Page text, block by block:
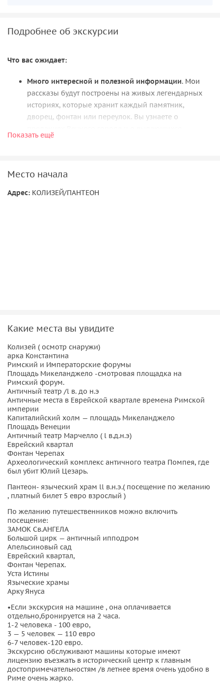
Подробнее об экскурсии
Что вас ожидает:
Много интересной и полезной информации. Мои
рассказы будут построены на живых легендарных
историях, которые хранит каждый памятник,
дворец, фонтан или переулок. Вы узнаете о
жителях, услышите тайные сюжеты из жизни
согласно вашим пожеланиям. Добавим в нашу
прогулку остановки для фотографий в удачных
Триумфальную арку Константина, которой уже более
1700 лет.
Римский форум с высоты смотровой площадки. .
Мы отправимся в сторону Капитолийского холма. По
пути я я расскажу об эпохе республики и покажу
руины Римских форумов.
Мы побываем на Капитолийском холме и на
площади Микеланджело. Отсюда открывается
удивительный вид на город. Площадь Аржентины —
этот археологический комплекс известен тем, что
именно здесь в театре Помпея в мартовские иды 44
г. до н. э. произошло убийство Юлия Цезаря .
Наконец мы увидим античный храм всех богов
Пантеон. Уверена, Вы ощутите его магнетизм.
Организационные детали:
Наденьте обувь поудобнее и не забудьте
фотоаппарат.
Показать ещё
Место начала
Адрес: КОЛИЗЕЙ/ПАНТЕОН
Какие места вы увидите
Колизей ( осмотр снаружи)
арка Константина
Римский и Императорские форумы
Площадь Микеланджело -смотровая площадка на
Римский форум.
Античный театр /l в. до н.э
Античные места в Еврейской квартале времена Римской
империи
Капиталийский холм — площадь Микеланджело
Площадь Венеции
Античный театр Марчелло ( l в.д.н.э)
Еврейский квартал
Фонтан Черепах
Археологический комплекс античного театра Помпея, где
был убит Юлий Цезарь.
Пантеон- языческий храм ll в.н.э.( посещение по желанию
, платный билет 5 евро взрослый )
По желанию путешественников можно включить
посещение:
ЗАМОК Св.АНГЕЛА
Большой цирк — античный ипподром
Апельсиновый сад
Еврейский квартал,
Фонтан Черепах.
Уста Истины
Языческие храмы
Арку Януса
•Если экскурсия на машине , она оплачивается
отдельно,бронируется на 2 часа.
1-2 человека - 100 евро,
3 — 5 человек — 110 евро
6-7 человек-120 евро.
Экскурсию обслуживают машины которые имеют
лицензию въезжать в исторический центр к главным
достопримечательностям /в летнее время очень удобно в
Риме очень жарко.